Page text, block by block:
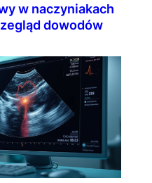
w naczyniakach
dowodów